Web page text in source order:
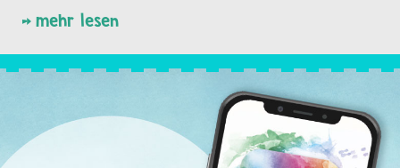
mehr lesen